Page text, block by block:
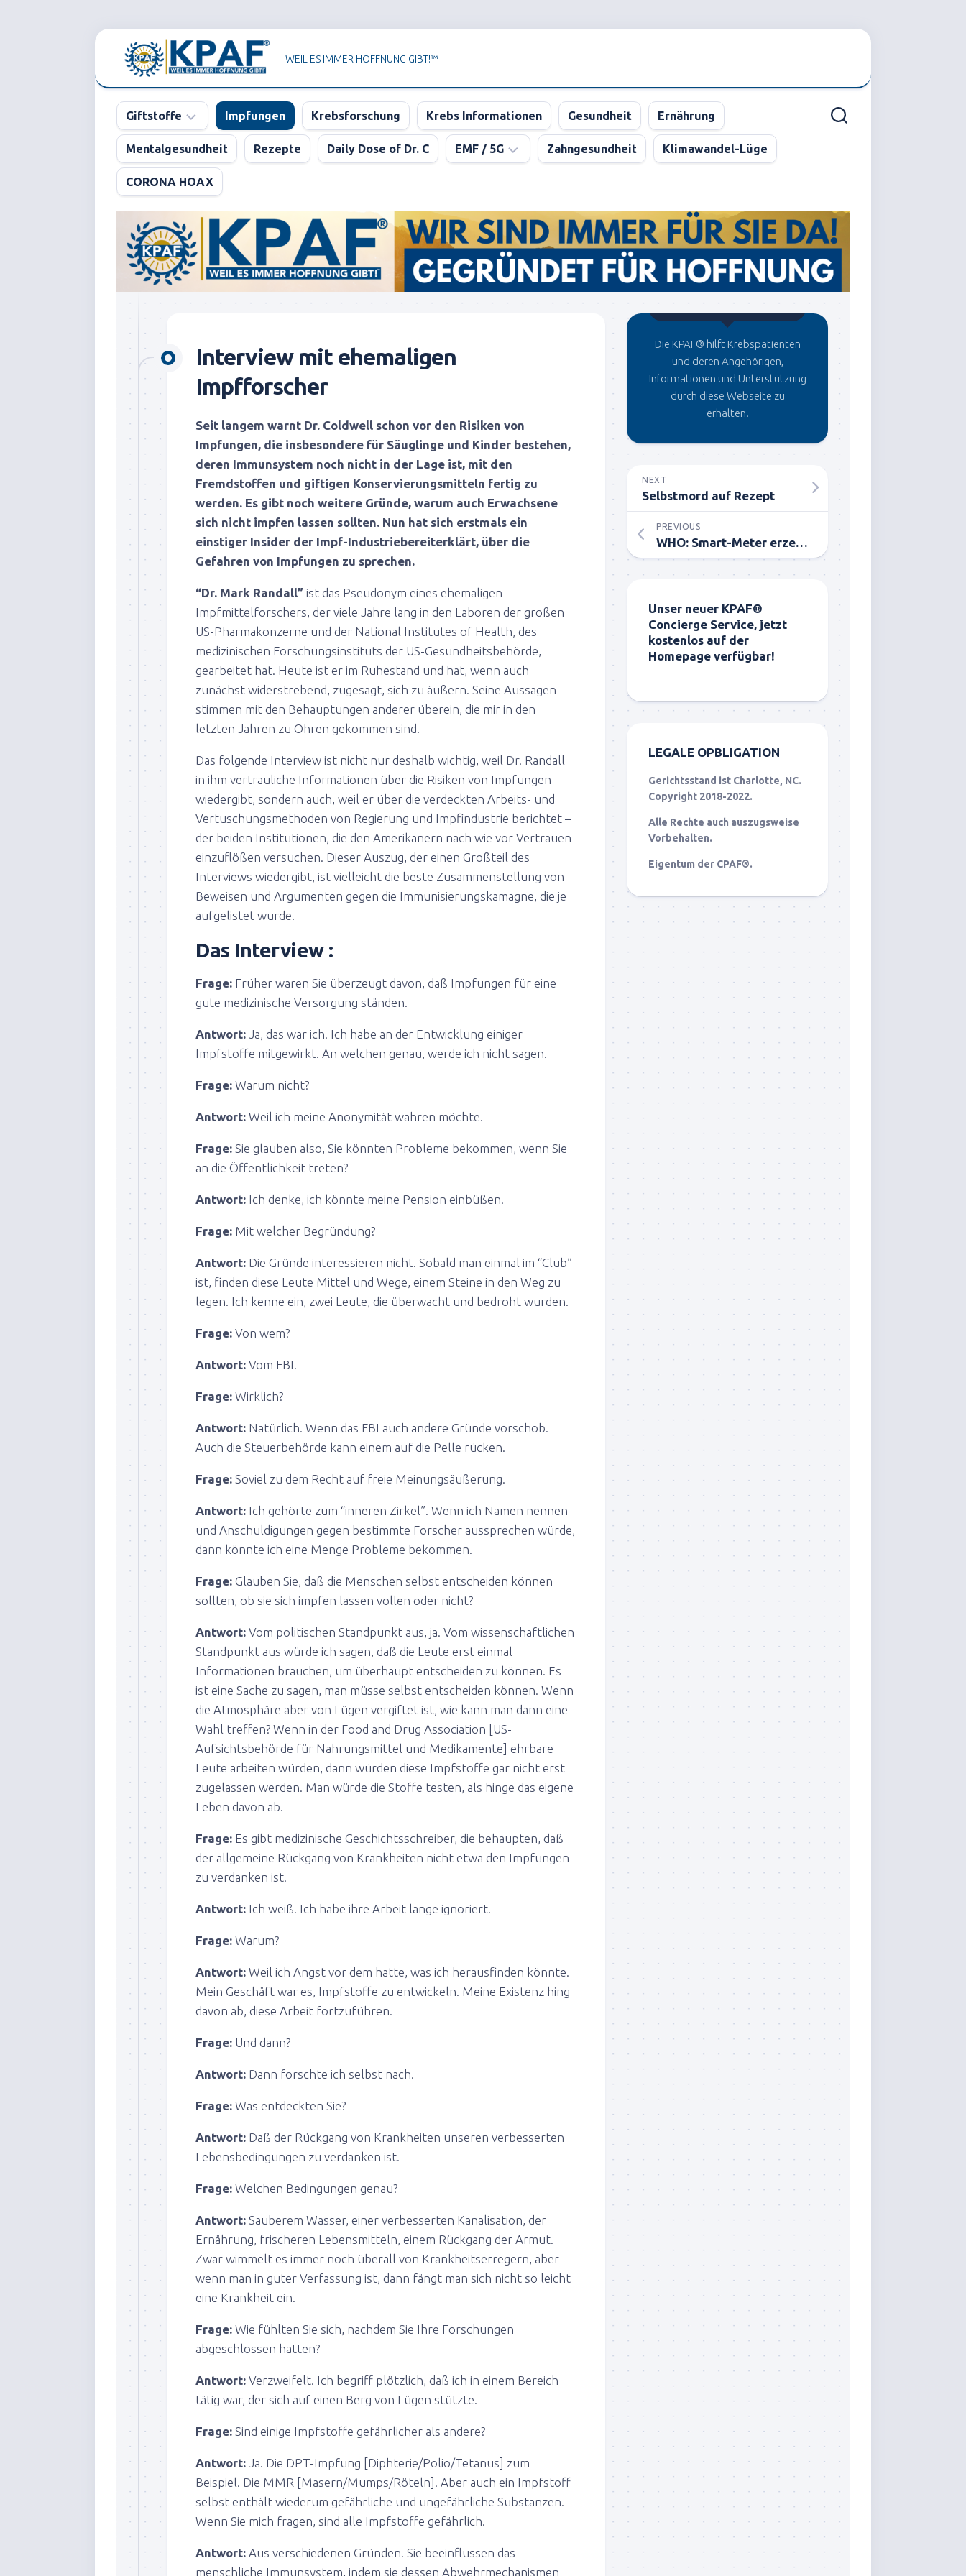
WEIL ES IMMER HOFFNUNG GIBT!™
Giftstoffe
Pharma
Impfungen Krebsforschung Krebs Informationen Gesundheit Ernährung
Mentalgesundheit Rezepte Daily Dose of Dr. C EMF / 5G
der
KPAF®
DER
GROSSE
5G
Zahngesundheit Klimawandel-Lüge
CORONA HOAX
Interview mit ehemaligen
Impfforscher
Seit langem warnt Dr. Coldwell schon vor den Risiken von
Impfungen, die insbesondere für Säuglinge und Kinder bestehen,
deren Immunsystem noch nicht in der Lage ist, mit den
Fremdstoffen und giftigen Konservierungsmitteln fertig zu
werden. Es gibt noch weitere Gründe, warum auch Erwachsene
sich nicht impfen lassen sollten. Nun hat sich erstmals ein
einstiger Insider der Impf-Industriebereiterklärt, über die
Gefahren von Impfungen zu sprechen.
“Dr. Mark Randall” ist das Pseudonym eines ehemaligen
Impfmittelforschers, der viele Jahre lang in den Laboren der großen
US-Pharmakonzerne und der National Institutes of Health, des
medizinischen Forschungsinstituts der US-Gesundheitsbehörde,
gearbeitet hat. Heute ist er im Ruhestand und hat, wenn auch
zunächst widerstrebend, zugesagt, sich zu äußern. Seine Aussagen
stimmen mit den Behauptungen anderer überein, die mir in den
letzten Jahren zu Ohren gekommen sind.
Das folgende Interview ist nicht nur deshalb wichtig, weil Dr. Randall
in ihm vertrauliche Informationen über die Risiken von Impfungen
wiedergibt, sondern auch, weil er über die verdeckten Arbeits- und
Vertuschungsmethoden von Regierung und Impfindustrie berichtet –
der beiden Institutionen, die den Amerikanern nach wie vor Vertrauen
einzuflößen versuchen. Dieser Auszug, der einen Großteil des
Interviews wiedergibt, ist vielleicht die beste Zusammenstellung von
Beweisen und Argumenten gegen die Immunisierungskamagne, die je
aufgelistet wurde.
Das Interview :
Frage: Früher waren Sie überzeugt davon, daß Impfungen für eine
gute medizinische Versorgung ständen.
Antwort: Ja, das war ich. Ich habe an der Entwicklung einiger
Impfstoffe mitgewirkt. An welchen genau, werde ich nicht sagen.
Frage: Warum nicht?
Antwort: Weil ich meine Anonymität wahren möchte.
Frage: Sie glauben also, Sie könnten Probleme bekommen, wenn Sie
an die Öffentlichkeit treten?
Antwort: Ich denke, ich könnte meine Pension einbüßen.
Frage: Mit welcher Begründung?
Antwort: Die Gründe interessieren nicht. Sobald man einmal im “Club”
ist, finden diese Leute Mittel und Wege, einem Steine in den Weg zu
legen. Ich kenne ein, zwei Leute, die überwacht und bedroht wurden.
Frage: Von wem?
Antwort: Vom FBI.
Frage: Wirklich?
Antwort: Natürlich. Wenn das FBI auch andere Gründe vorschob.
Auch die Steuerbehörde kann einem auf die Pelle rücken.
Frage: Soviel zu dem Recht auf freie Meinungsäußerung.
Antwort: Ich gehörte zum “inneren Zirkel”. Wenn ich Namen nennen
und Anschuldigungen gegen bestimmte Forscher aussprechen würde,
dann könnte ich eine Menge Probleme bekommen.
Frage: Glauben Sie, daß die Menschen selbst entscheiden können
sollten, ob sie sich impfen lassen vollen oder nicht?
Antwort: Vom politischen Standpunkt aus, ja. Vom wissenschaftlichen
Standpunkt aus würde ich sagen, daß die Leute erst einmal
Informationen brauchen, um überhaupt entscheiden zu können. Es
ist eine Sache zu sagen, man müsse selbst entscheiden können. Wenn
die Atmosphäre aber von Lügen vergiftet ist, wie kann man dann eine
Wahl treffen? Wenn in der Food and Drug Association [US-
Aufsichtsbehörde für Nahrungsmittel und Medikamente] ehrbare
Leute arbeiten würden, dann würden diese Impfstoffe gar nicht erst
zugelassen werden. Man würde die Stoffe testen, als hinge das eigene
Leben davon ab.
Frage: Es gibt medizinische Geschichtsschreiber, die behaupten, daß
der allgemeine Rückgang von Krankheiten nicht etwa den Impfungen
zu verdanken ist.
Antwort: Ich weiß. Ich habe ihre Arbeit lange ignoriert.
Frage: Warum?
Antwort: Weil ich Angst vor dem hatte, was ich herausfinden könnte.
Mein Geschäft war es, Impfstoffe zu entwickeln. Meine Existenz hing
davon ab, diese Arbeit fortzuführen.
Frage: Und dann?
Antwort: Dann forschte ich selbst nach.
Frage: Was entdeckten Sie?
Antwort: Daß der Rückgang von Krankheiten unseren verbesserten
Lebensbedingungen zu verdanken ist.
Frage: Welchen Bedingungen genau?
Antwort: Sauberem Wasser, einer verbesserten Kanalisation, der
Ernährung, frischeren Lebensmitteln, einem Rückgang der Armut.
Zwar wimmelt es immer noch überall von Krankheitserregern, aber
wenn man in guter Verfassung ist, dann fängt man sich nicht so leicht
eine Krankheit ein.
Frage: Wie fühlten Sie sich, nachdem Sie Ihre Forschungen
abgeschlossen hatten?
Antwort: Verzweifelt. Ich begriff plötzlich, daß ich in einem Bereich
tätig war, der sich auf einen Berg von Lügen stützte.
Frage: Sind einige Impfstoffe gefährlicher als andere?
Antwort: Ja. Die DPT-Impfung [Diphterie/Polio/Tetanus] zum
Beispiel. Die MMR [Masern/Mumps/Röteln]. Aber auch ein Impfstoff
selbst enthält wiederum gefährliche und ungefährliche Substanzen.
Wenn Sie mich fragen, sind alle Impfstoffe gefährlich.
Antwort: Aus verschiedenen Gründen. Sie beeinflussen das
menschliche Immunsystem, indem sie dessen Abwehrmechanismen
Gegründet von Dr.C
Die KPAF® hilft Krebspatienten
und deren Angehörigen,
Informationen und Unterstützung
durch diese Webseite zu
erhalten.
NEXT
Selbstmord auf Rezept
PREVIOUS
WHO: Smart-Meter erzeugen möglicherweise Krebs (bereits 2011)
Unser neuer KPAF®
Concierge Service, jetzt
kostenlos auf der
Homepage verfügbar!
LEGALE OPBLIGATION
Gerichtsstand ist Charlotte, NC.
Copyright 2018-2022.
Alle Rechte auch auszugsweise
Vorbehalten.
Eigentum der CPAF®.